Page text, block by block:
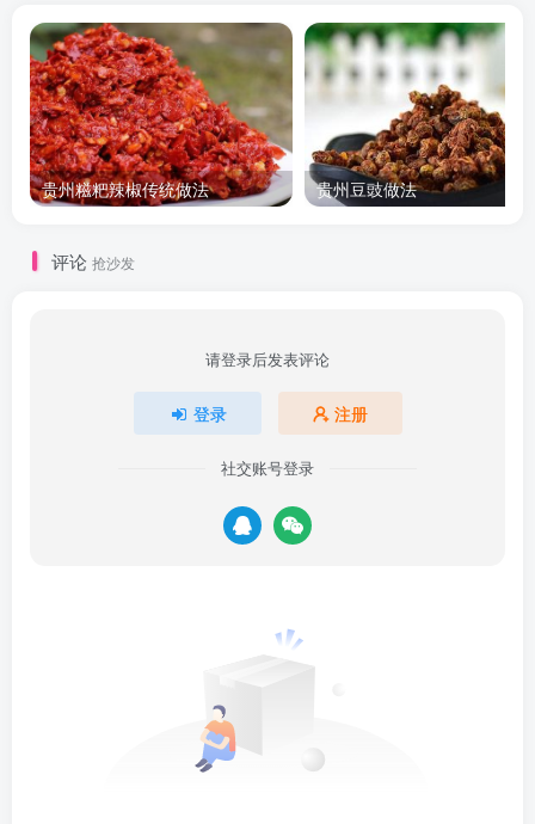
贵州糍粑辣椒传统做法 贵州豆豉做法
评论 抢沙发
请登录后发表评论
登录 注册
社交账号登录